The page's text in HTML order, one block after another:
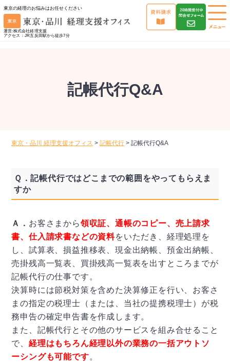
東京の経理のお悩みはお任せください
運営:株式会社経理支援
アクセス：JR五反田駅から徒歩7分
記帳代行Q&A
東京・品川 経理支援オフィス >記帳代行 >記帳代行Q&A
Ｑ．記帳代行ではどこまでの範囲をやってもらえま
すか
Ａ． お客さまから領収証、通帳のコピー、売上請求
書、仕入請求書などの資料をいただき、経理処理を
し、試算表、損益推移表、現金出納帳、預金出納帳、
売掛残高一覧表、買掛残高一覧表を出すところまでが
記帳代行の仕事です。
決算時には節税対策を含めた決算修正を行い、お客さ
まの指定の税理士（または、当社の提携税理士）が税
務申告の確定申告書を作成します。
また、記帳代行とその他のサービスを組み合せること
で、経理はもちろん経理以外の業務の一括アウトソ
ーシングも可能です。